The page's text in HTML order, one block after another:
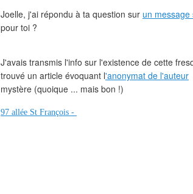
Joelle, j'ai répondu à ta question sur un message
pour toi ?
J'avais transmis l'info sur l'existence de cette
trouvé un article évoquant l'anonymat de l'auteur
mystère (quoique ... mais bon !)
97 allée St François -